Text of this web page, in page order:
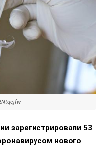
зарегистрировали 53
нового